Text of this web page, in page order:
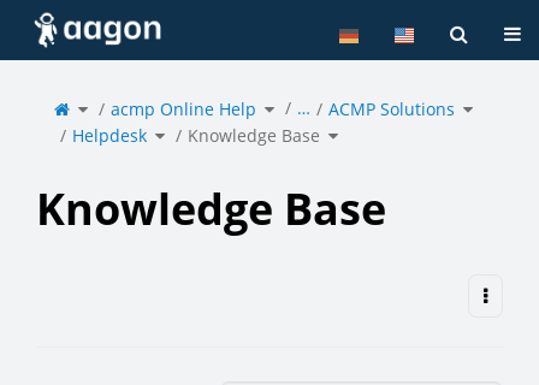
Home
Toggle
the
parent
tree
of
Knowledge
Base.
acmp Online Help Toggle
the
hierarchy
tree
under
acmp
Online
Help.
… ACMP Solutions Toggle
the
hierarchy
tree
Helpdesk Toggle
the
hierarchy
tree
Knowledge Base Toggle
the
hierarchy
tree
Knowledge Base